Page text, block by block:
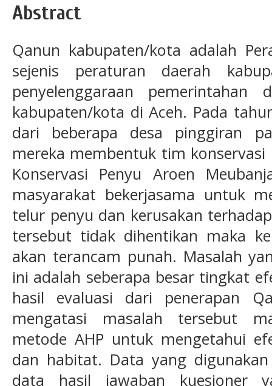
Abstract
Qanun kabupaten/kota adalah
sejenis peraturan daerah
penyelenggaraan pemerintahan
kabupaten/kota di Aceh. Pada
dari beberapa desa pinggiran
mereka membentuk tim
Konservasi Penyu Aroen
masyarakat bekerjasama untuk
telur penyu dan kerusakan
tersebut tidak dihentikan maka
akan terancam punah. Masalah
ini adalah seberapa besar tingkat
hasil evaluasi dari penerapan
mengatasi masalah tersebut
metode AHP untuk mengetahui
dan habitat. Data yang
data hasil jawaban kuesioner